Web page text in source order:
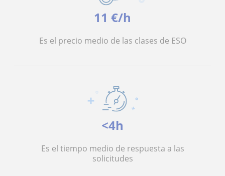
11 €/h
Es el precio medio de las clases de ESO
<4h
Es el tiempo medio de respuesta a las
solicitudes